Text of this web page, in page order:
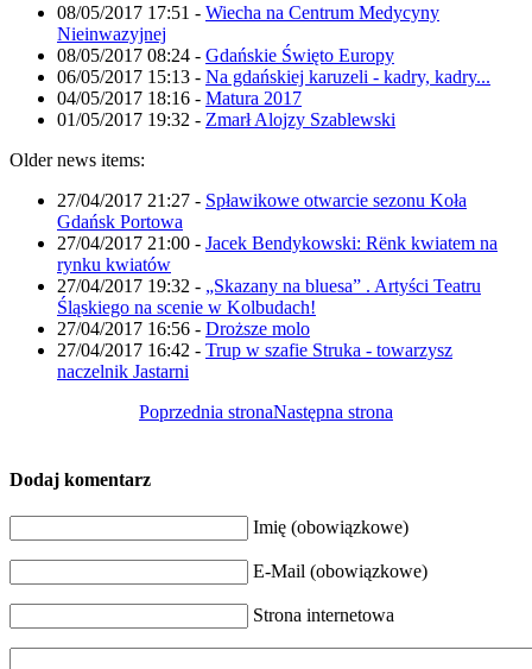
08/05/2017 17:51 - Wiecha na Centrum Medycyny
Nieinwazyjnej
08/05/2017 08:24 - Gdańskie Święto Europy
06/05/2017 15:13 - Na gdańskiej karuzeli - kadry, kadry...
04/05/2017 18:16 - Matura 2017
01/05/2017 19:32 - Zmarł Alojzy Szablewski
Older news items:
27/04/2017 21:27 - Spławikowe otwarcie sezonu Koła
Gdańsk Portowa
27/04/2017 21:00 - Jacek Bendykowski: Rënk kwiatem na
rynku kwiatów
27/04/2017 19:32 - „Skazany na bluesa” . Artyści Teatru
Śląskiego na scenie w Kolbudach!
27/04/2017 16:56 - Droższe molo
27/04/2017 16:42 - Trup w szafie Struka - towarzysz
naczelnik Jastarni
Poprzednia stronaNastępna strona
Dodaj komentarz
Imię (obowiązkowe)
E-Mail (obowiązkowe)
Strona internetowa